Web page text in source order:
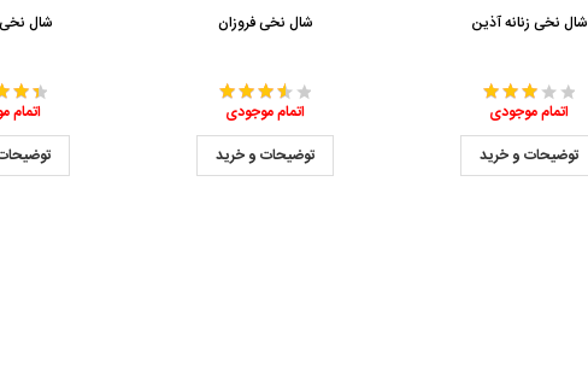
شال نخی زنانه آذین
اتمام موجودی
توضیحات و خرید
شال نخی فروزان
اتمام موجودی
توضیحات و خرید
شال
اتمام